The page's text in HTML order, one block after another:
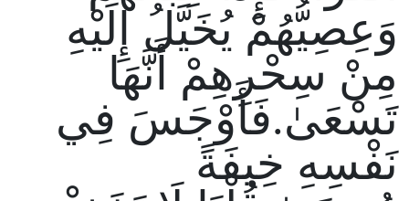
وَعِصِيُّهُمْ يُخَيَّلُ إِلَيْهِ
مِنْ سِحْرِهِمْ أَنَّهَا
تَسْعَىٰ.فَأَوْجَسَ فِي
نَفْسِهِ خِيفَةً